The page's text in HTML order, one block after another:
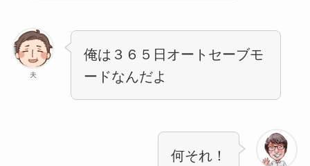
夫
俺は３６５日オートセーブモ
ードなんだよ
何それ！